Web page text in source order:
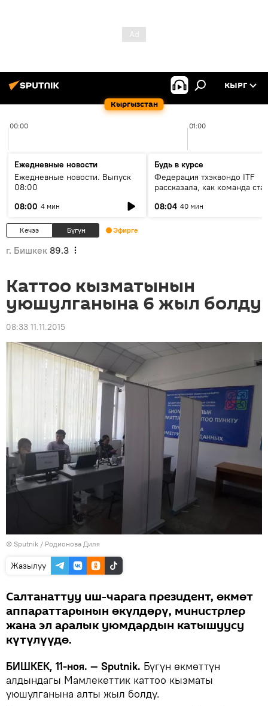
Кыргызстан
КЫРГ
00:00 01:00
Ежедневные новости
Ежедневные новости. Выпуск
08:00
08:00 4 мин
Будь в курсе
Федерация тхэквондо ITF
рассказала, как команда
08:04 40 мин
Кечээ Бүгүн Эфирге
г. Бишкек 89.3
Каттоо кызматынын
уюшулганына 6 жыл болду
08:33 11.11.2015
© Sputnik / Родионова Диля
Жазылуу
Салтанаттуу иш-чарага президент, өкмөт
аппараттарынын өкүлдөрү, министрлер
жана эл аралык уюмдардын катышуусу
күтүлүүдө.
БИШКЕК, 11-ноя. — Sputnik. Бүгүн өкмөттүн
алдындагы Мамлекеттик каттоо кызматы
уюшулганына алты жыл болду.